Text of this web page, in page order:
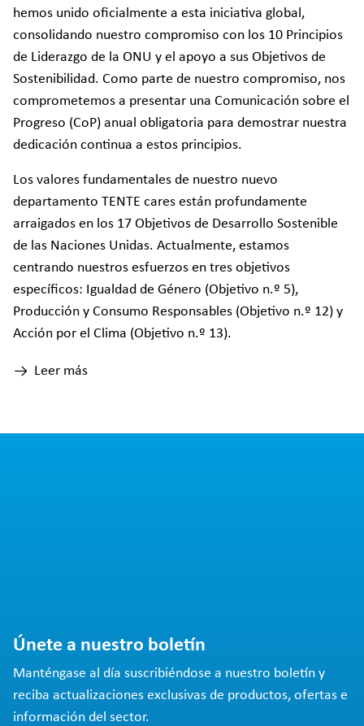
hemos unido oficialmente a esta iniciativa global,
consolidando nuestro compromiso con los 10 Principios
de Liderazgo de la ONU y el apoyo a sus Objetivos de
Sostenibilidad. Como parte de nuestro compromiso, nos
comprometemos a presentar una Comunicación sobre el
Progreso (CoP) anual obligatoria para demostrar nuestra
dedicación continua a estos principios.
Los valores fundamentales de nuestro nuevo
departamento TENTE cares están profundamente
arraigados en los 17 Objetivos de Desarrollo Sostenible
de las Naciones Unidas. Actualmente, estamos
centrando nuestros esfuerzos en tres objetivos
específicos: Igualdad de Género (Objetivo n.º 5),
Producción y Consumo Responsables (Objetivo n.º 12) y
Acción por el Clima (Objetivo n.º 13).
Leer más
Únete a nuestro boletín
Manténgase al día suscribiéndose a nuestro boletín y
reciba actualizaciones exclusivas de productos, ofertas e
información del sector.